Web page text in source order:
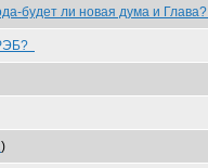
будет ли новая дума и Глава?
)